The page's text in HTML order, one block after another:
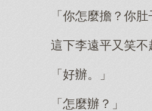
「你怎麼擔？你
這下李遠平又笑不
「好辦。」
「怎麼辦？」